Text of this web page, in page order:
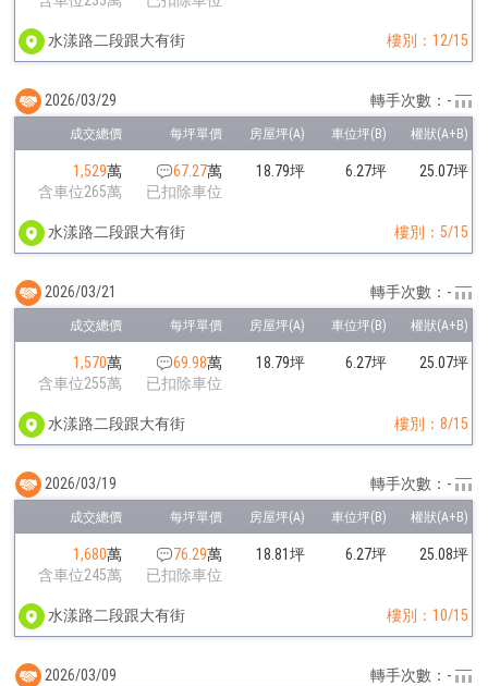
水漾路二段跟大有街 樓別：12/15
1,529萬
含車位265萬
67.27萬
已扣除車位
18.79坪 6.27坪 25.07坪
水漾路二段跟大有街 樓別：5/15
2026/03/29 轉手次數：-
1,570萬
含車位255萬
69.98萬
已扣除車位
18.79坪 6.27坪 25.07坪
水漾路二段跟大有街 樓別：8/15
2026/03/21 轉手次數：-
1,680萬
含車位245萬
76.29萬
已扣除車位
18.81坪 6.27坪 25.08坪
水漾路二段跟大有街 樓別：10/15
2026/03/19 轉手次數：-
2026/03/09 轉手次數：-